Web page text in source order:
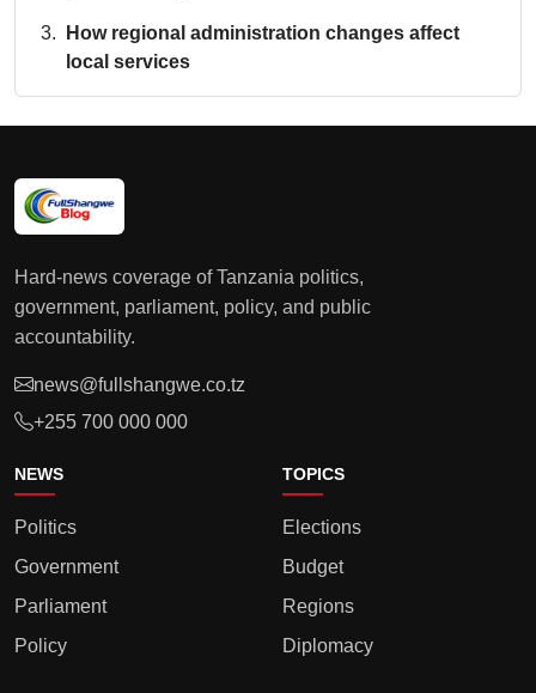
How regional administration changes affect
local services
Hard-news coverage of Tanzania politics,
government, parliament, policy, and public
accountability.
news@fullshangwe.co.tz
+255 700 000 000
NEWS
Politics
Government
Parliament
Policy
TOPICS
Elections
Budget
Regions
Diplomacy